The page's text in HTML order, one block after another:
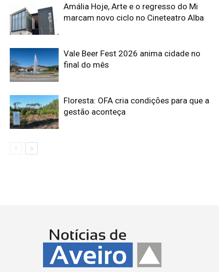
Amália Hoje, Arte e o regresso do Mi
marcam novo ciclo no Cineteatro Alba
Vale Beer Fest 2026 anima cidade no
final do mês
Floresta: OFA cria condições para que a
gestão aconteça